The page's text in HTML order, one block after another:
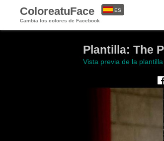
ColoreatuFace
Cambia los colores de Facebook
ES
Plantilla: The
Vista previa de la